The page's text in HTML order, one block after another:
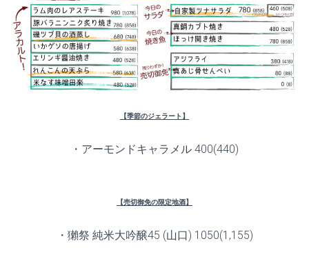
【季節のジェラート】
・アーモンドキャラメル 400(440)
【売切御免の限定地酒】
・獺祭 純米大吟醸45 (山口) 1050(1,155)